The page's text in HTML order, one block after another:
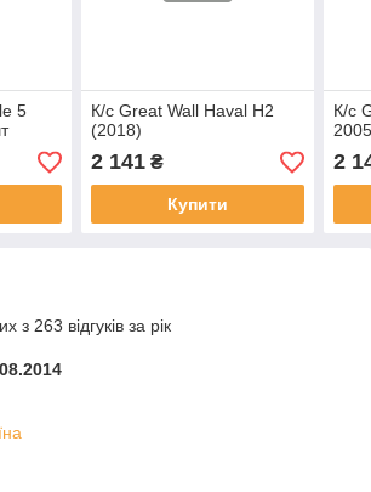
5
К/с Great Wall Haval H2
(2018)
2 141₴
Купити
К/с
2
з 263 відгуків за рік